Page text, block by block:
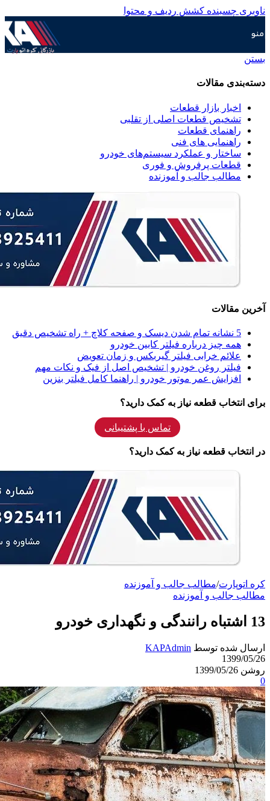
ناوبری چسبنده کشش ردیف و محتوا
منو
بستن
دسته‌بندی مقالات
اخبار بازار قطعات
تشخیص قطعات اصلی از تقلبی
راهنمای قطعات
راهنمایی های فنی
ساختار و عملکرد سیستم‌های خودرو
قطعات پرفروش و فوری
مطالب جالب و آموزنده
آخرین مقالات
5 نشانه‌ تمام شدن دیسک و صفحه کلاچ + راه تشخیص دقیق
همه‌ چیز درباره فیلتر کابین خودرو
علائم خرابی فیلتر گیربکس و زمان تعویض
فیلتر روغن خودرو | تشخیص اصل از فیک و نکات مهم
افزایش عمر موتور خودرو | راهنما کامل فیلتر بنزین
برای انتخاب قطعه نیاز به کمک دارید؟
تماس با پشتیبانی
در انتخاب قطعه نیاز به کمک دارید؟
کره اتوپارت/مطالب جالب و آموزنده
مطالب جالب و آموزنده
13 اشتباه رانندگی و نگهداری خودرو
ارسال شده توسط KAPAdmin
1399/05/26
روشن 1399/05/26
0